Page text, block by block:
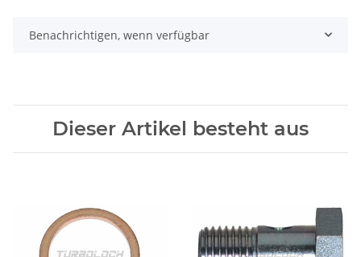
Benachrichtigen, wenn verfügbar
Dieser Artikel besteht aus